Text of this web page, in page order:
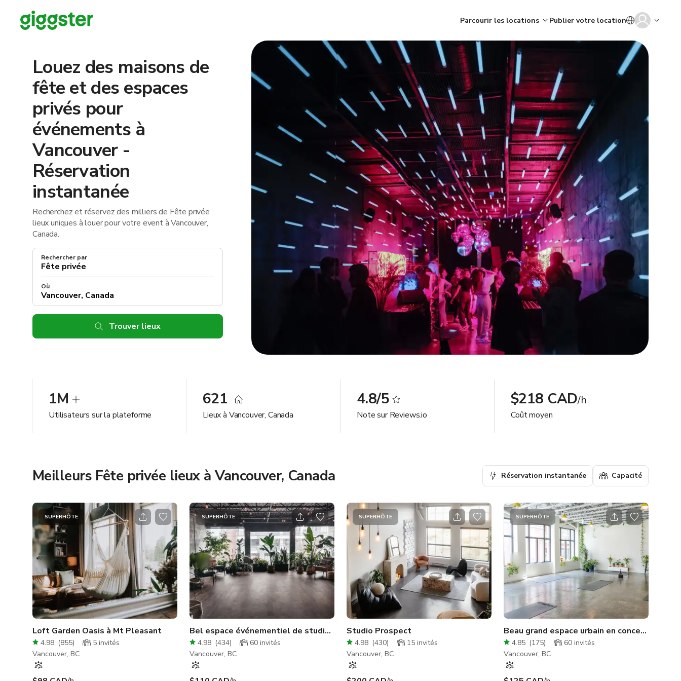
Parcourir les locations Publier votre location
Louez des maisons de
fête et des espaces
privés pour
événements à
Vancouver -
Réservation
instantanée
Recherchez et réservez des milliers de Fête privée
lieux uniques à louer pour votre event à Vancouver,
Canada.
Rechercher par
Où
Trouver lieux
1M
Utilisateurs sur la plateforme
621
Lieux à Vancouver, Canada
4.8/5
Note sur Reviews.io
$218 CAD/h
Coût moyen
Meilleurs Fête privée lieux à Vancouver, Canada Réservation instantanée Capacité
SUPERHÔTE
Loft Garden Oasis à Mt Pleasant
4.98 (855) 5 invités
Vancouver, BC
SUPERHÔTE
Bel espace événementiel de studio avec lumière naturelle
4.98 (434) 60 invités
Vancouver, BC
SUPERHÔTE
Studio Prospect
4.98 (430) 15 invités
Vancouver, BC
SUPERHÔTE
Beau grand espace urbain en concept ouvert
4.85 (175) 60 invités
Vancouver, BC